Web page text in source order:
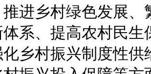
推进乡村绿色发展
系、提高农村民
乡村振兴制度性